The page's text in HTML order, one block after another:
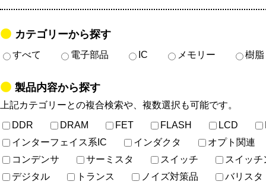
カテゴリーから探す
すべて 電子部品 IC メモリー 樹脂
製品内容から探す
上記カテゴリーとの複合検索や、複数選択も可能です。
DDR
DRAM FET FLASH LCD
インターフェイス系IC
インダクタ
オプト関連
コンデンサ
サーミスタ スイッチ
スイッチ
デジタル
トランス ノイズ対策品
バリスタ